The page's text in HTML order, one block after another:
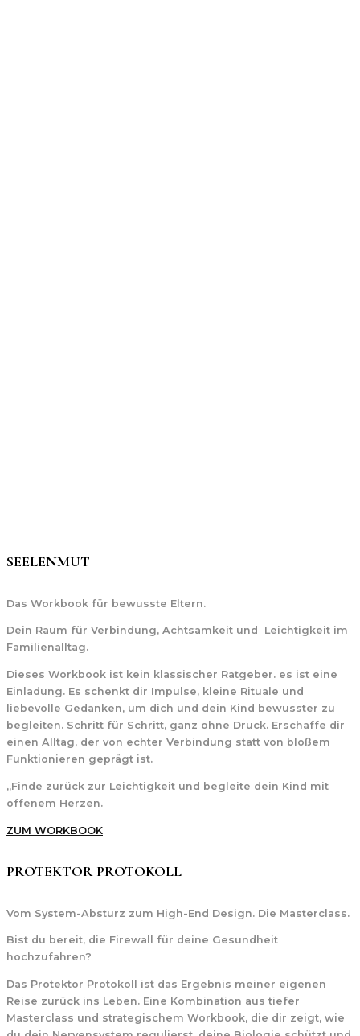
SEELENMUT
Das Workbook für bewusste Eltern.
Dein Raum für Verbindung, Achtsamkeit und Leichtigkeit im
Familienalltag.
Dieses Workbook ist kein klassischer Ratgeber. es ist eine
Einladung. Es schenkt dir Impulse, kleine Rituale und
liebevolle Gedanken, um dich und dein Kind bewusster zu
begleiten. Schritt für Schritt, ganz ohne Druck. Erschaffe dir
einen Alltag, der von echter Verbindung statt von bloßem
Funktionieren geprägt ist.
„Finde zurück zur Leichtigkeit und begleite dein Kind mit
offenem Herzen.
ZUM WORKBOOK
PROTEKTOR PROTOKOLL
Vom System-Absturz zum High-End Design. Die Masterclass.
Bist du bereit, die Firewall für deine Gesundheit
hochzufahren?
Das Protektor Protokoll ist das Ergebnis meiner eigenen
Reise zurück ins Leben. Eine Kombination aus tiefer
Masterclass und strategischem Workbook, die dir zeigt, wie